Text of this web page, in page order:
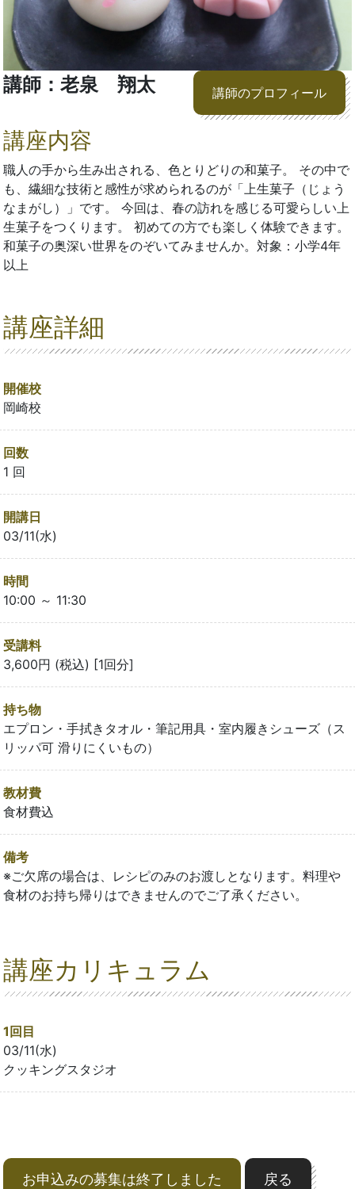
講師：老泉 翔太 講師のプロフィール
講座内容
職人の手から生み出される、色とりどりの和菓子。 その中で
も、繊細な技術と感性が求められるのが「上生菓子（じょう
なまがし）」です。 今回は、春の訪れを感じる可愛らしい上
生菓子をつくります。 初めての方でも楽しく体験できます。
和菓子の奥深い世界をのぞいてみませんか。対象：小学4年
以上
講座詳細
開催校
岡崎校
回数
1 回
開講日
03/11(水)
時間
10:00 ～ 11:30
受講料
3,600円 (税込) [1回分]
持ち物
エプロン・手拭きタオル・筆記用具・室内履きシューズ（ス
リッパ可 滑りにくいもの）
教材費
食材費込
備考
※ご欠席の場合は、レシピのみのお渡しとなります。料理や
食材のお持ち帰りはできませんのでご了承ください。
講座カリキュラム
1回目
03/11(水)
クッキングスタジオ
お申込みの募集は終了しました 戻る